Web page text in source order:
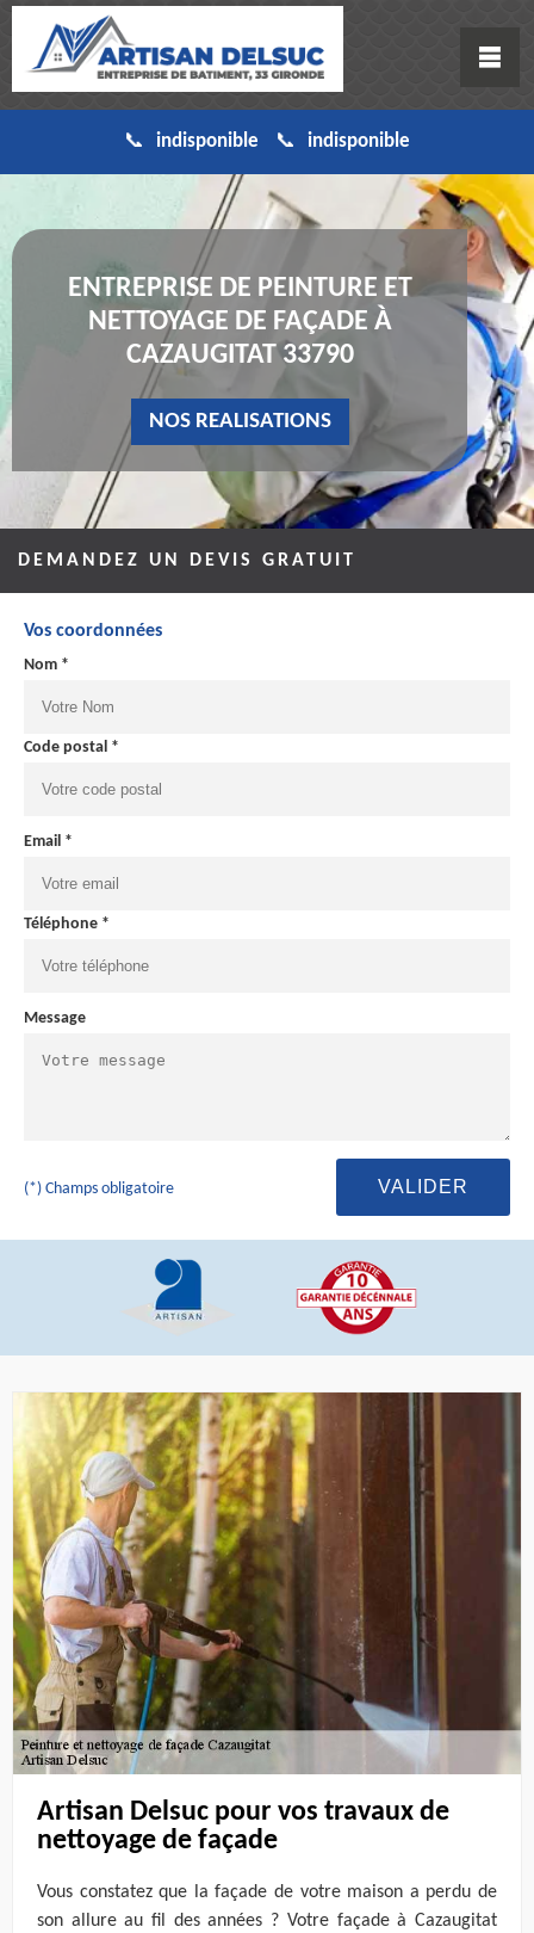
indisponible indisponible
ENTREPRISE DE PEINTURE ET
NETTOYAGE DE FAÇADE À
CAZAUGITAT 33790
NOS REALISATIONS
DEMANDEZ UN DEVIS GRATUIT
Vos coordonnées
Nom *
Code postal *
Email *
Téléphone *
Message
(*) Champs obligatoire
Artisan Delsuc pour vos travaux de
nettoyage de façade
Vous constatez que la façade de votre maison a perdu de
son allure au fil des années ? Votre façade à Cazaugitat